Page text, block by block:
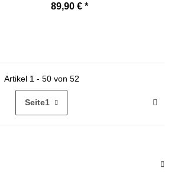
Unicable-
89,90 € *
Artikel 1 - 50 von 52
Seite1